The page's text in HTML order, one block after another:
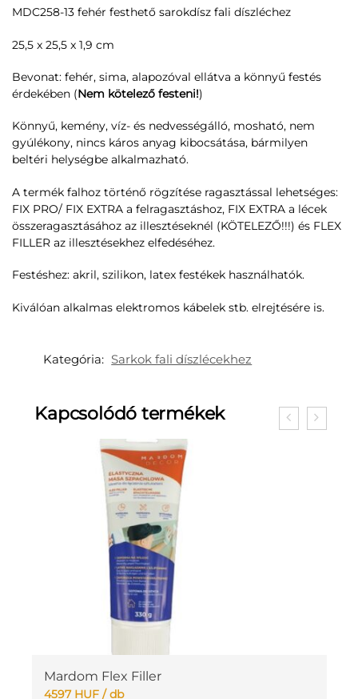
MDC258-13 fehér festhető sarokdísz fali díszléchez
25,5 x 25,5 x 1,9 cm
Bevonat: fehér, sima, alapozóval ellátva a könnyű festés
érdekében (Nem kötelező festeni!)
Könnyű, kemény, víz- és nedvességálló, mosható, nem
gyúlékony, nincs káros anyag kibocsátása, bármilyen
beltéri helységbe alkalmazható.
A termék falhoz történő rögzítése ragasztással lehetséges:
FIX PRO/ FIX EXTRA a felragasztáshoz, FIX EXTRA a lécek
összeragasztásához az illesztéseknél (KÖTELEZŐ!!!) és FLEX
FILLER az illesztésekhez elfedéséhez.
Festéshez: akril, szilikon, latex festékek használhatók.
Kiválóan alkalmas elektromos kábelek stb. elrejtésére is.
Kategória: Sarkok fali díszlécekhez
Kapcsolódó termékek
Mardom Flex Filler
4597 HUF/ db